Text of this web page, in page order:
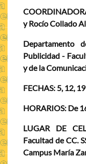
y Rocío Collado
Departamento
Publicidad -
y de la
FECHAS: 5, 12,
HORARIOS: De
LUGAR DE
Facultad de CC.
Campus María